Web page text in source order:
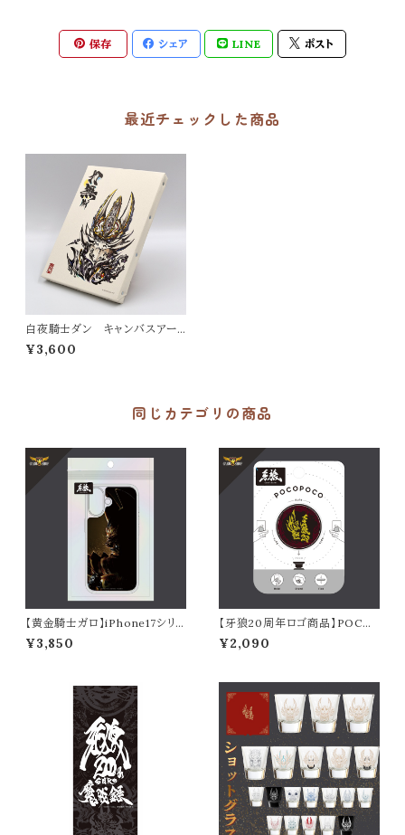
保存 シェア LINE ポスト
最近チェックした商品
白夜騎士ダン キャンバスアート
（DAN）
¥3,600
同じカテゴリの商品
【黄金騎士ガロ】iPhone17シリ
ーズ対応クリアケース
¥3,850
【牙狼20周年ロゴ商品】POCO
POCO
¥2,090